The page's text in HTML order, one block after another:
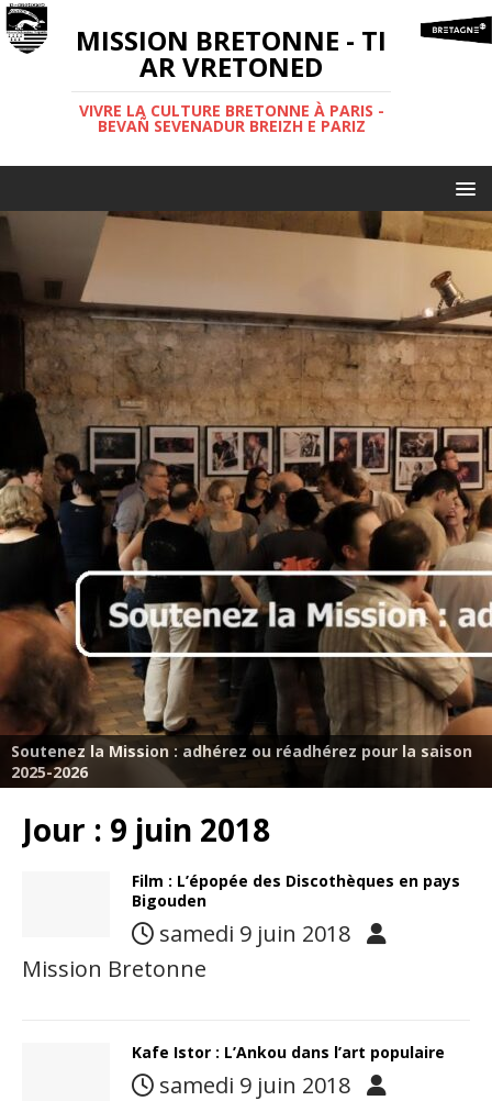
MISSION BRETONNE - TI
AR VRETONED
VIVRE LA CULTURE BRETONNE À PARIS -
BEVAÑ SEVENADUR BREIZH E PARIZ
Soutenez la Mission : adhérez ou réadhérez pour la saison
2025-2026
Jour : 9 juin 2018
Film : L’épopée des Discothèques en pays
Bigouden
samedi 9 juin 2018
Mission Bretonne
Kafe Istor : L’Ankou dans l’art populaire
samedi 9 juin 2018